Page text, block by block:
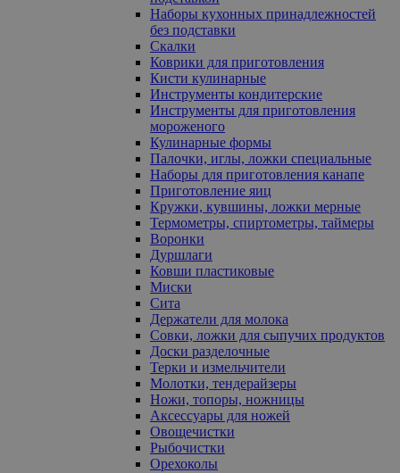
Наборы кухонных принадлежностей
без подставки
Скалки
Коврики для приготовления
Кисти кулинарные
Инструменты кондитерские
Инструменты для приготовления
мороженого
Кулинарные формы
Палочки, иглы, ложки специальные
Наборы для приготовления канапе
Приготовление яиц
Кружки, кувшины, ложки мерные
Термометры, спиртометры, таймеры
Воронки
Дуршлаги
Ковши пластиковые
Миски
Сита
Держатели для молока
Совки, ложки для сыпучих продуктов
Доски разделочные
Терки и измельчители
Молотки, тендерайзеры
Ножи, топоры, ножницы
Аксессуары для ножей
Овощечистки
Рыбочистки
Орехоколы